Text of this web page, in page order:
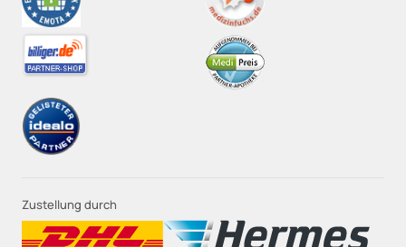
Zustellung durch